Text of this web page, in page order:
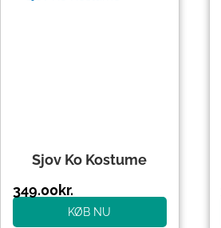
Sjov Ko Kostume
349.00kr.
KØB NU